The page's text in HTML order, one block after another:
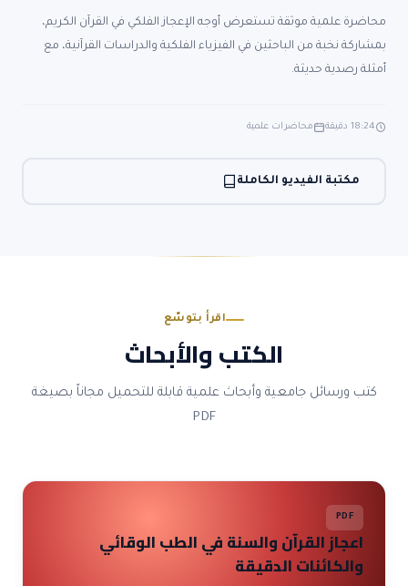
محاضرة علمية موثقة تستعرض أوجه الإعجاز الفلكي في القرآن الكريم،
بمشاركة نخبة من الباحثين في الفيزياء الفلكية والدراسات القرآنية، مع
أمثلة رصدية حديثة.
18:24 دقيقة محاضرات علمية
مكتبة الفيديو الكاملة
اقرأ بتوسّع
الكتب والأبحاث
كتب ورسائل جامعية وأبحاث علمية قابلة للتحميل مجاناً بصيغة
PDF
PDF
اعجاز القرآن والسنة في الطب الوقائي
والكائنات الدقيقة